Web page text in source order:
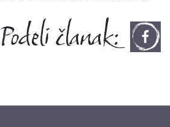
Podeli članak: